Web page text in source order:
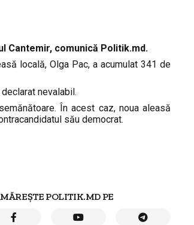
Cantemir, comunică Politik.md.
locală, Olga Pac, a acumulat 341 de
nevalabil.
În acest caz, noua aleasă
său democrat.
POLITIK.MD PE